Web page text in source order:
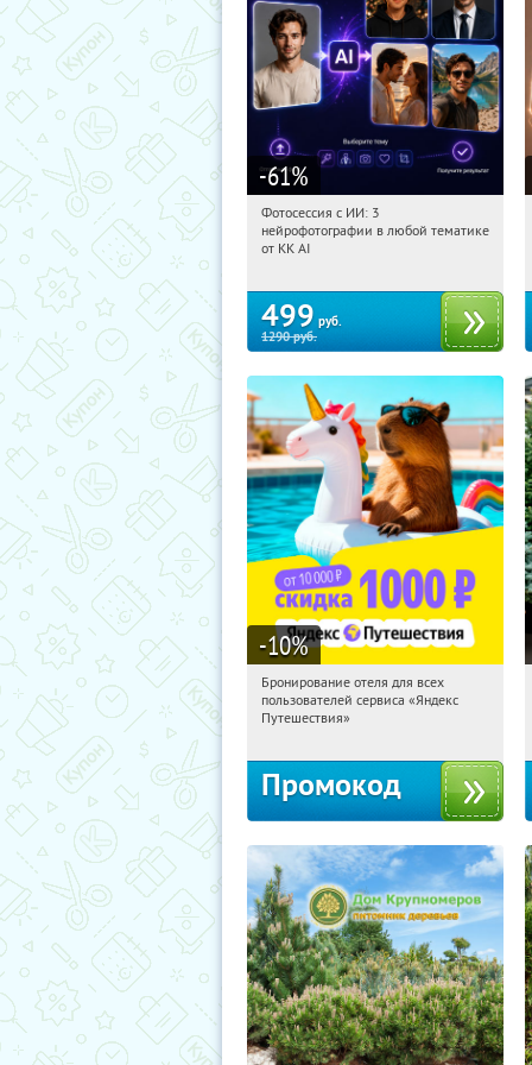
-61%
09:50:53
Россия
Фотосессия с ИИ: 3
нейрофотографии в любой тематике
от KK AI
499 руб.
1290руб.
-10%
09:50:53 Получили:
Россия
Бронирование отеля для всех
пользователей сервиса «Яндекс
Путешествия»
Промокод